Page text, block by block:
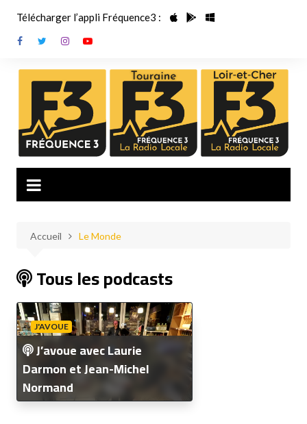
contenu
Télécharger l’appli Fréquence3 :
Accueil Le Monde
Tous les podcasts
J'AVOUE
J’avoue avec Laurie
Darmon et Jean-Michel
Normand